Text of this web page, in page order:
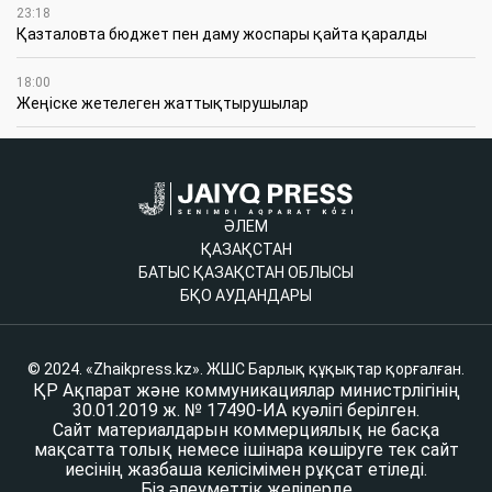
23:18
Қазталовта бюджет пен даму жоспары қайта қаралды
18:00
Жеңіске жетелеген жаттықтырушылар
ӘЛЕМ
ҚАЗАҚСТАН
БАТЫС ҚАЗАҚСТАН ОБЛЫСЫ
БҚО АУДАНДАРЫ
© 2024. «Zhaikpress.kz». ЖШС Барлық құқықтар қорғалған.
ҚР Ақпарат және коммуникациялар министрлігінің
30.01.2019 ж. № 17490-ИА куәлігі берілген.
Сайт материалдарын коммерциялық не басқа
мақсатта толық немесе ішінара көшіруге тек сайт
иесінің жазбаша келісімімен рұқсат етіледі.